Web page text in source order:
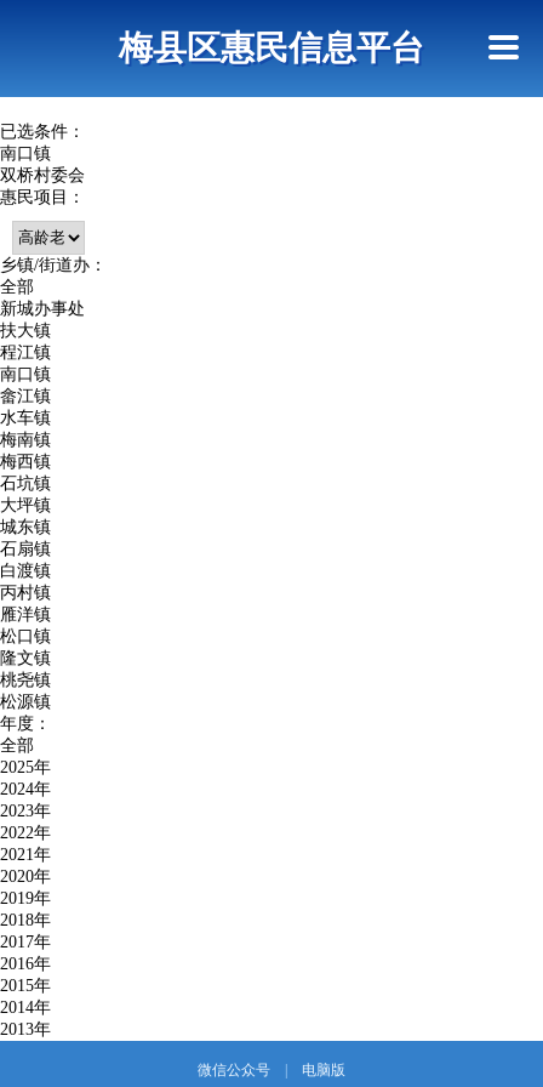
查询指引梅县区惠民信息平台
已选条件：
南口镇
双桥村委会
惠民项目：
乡镇/街道办：
全部
新城办事处
扶大镇
程江镇
南口镇
畲江镇
水车镇
梅南镇
梅西镇
石坑镇
大坪镇
城东镇
石扇镇
白渡镇
丙村镇
雁洋镇
松口镇
隆文镇
桃尧镇
松源镇
年度：
全部
2025年
2024年
2023年
2022年
2021年
2020年
2019年
2018年
2017年
2016年
2015年
2014年
2013年
微信公众号 电脑版